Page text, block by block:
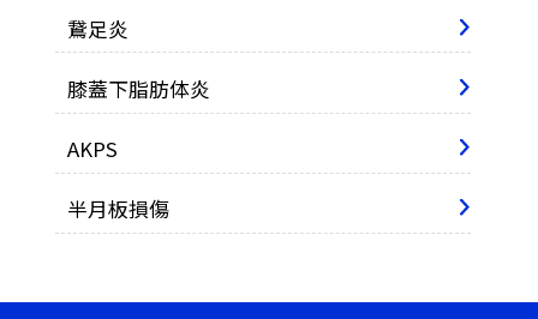
鵞足炎
膝蓋下脂肪体炎
AKPS
半月板損傷